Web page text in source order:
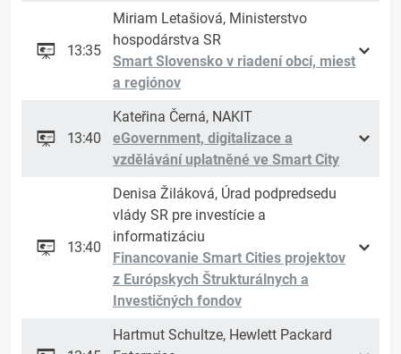
13:35
Miriam Letašiová, Ministerstvo
hospodárstva SR
Smart Slovensko v riadení obcí, miest
a regiónov
13:40
Kateřina Černá, NAKIT
eGovernment, digitalizace a
vzdělávání uplatněné ve Smart City
13:40
Denisa Žiláková, Úrad podpredsedu
vlády SR pre investície a
informatizáciu
Financovanie Smart Cities projektov
z Európskych Štrukturálnych a
Investičných fondov
Hartmut Schultze, Hewlett Packard